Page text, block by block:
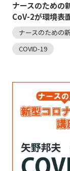
ナースのための
CoV-2が環境表
ナースのための
COVID-19